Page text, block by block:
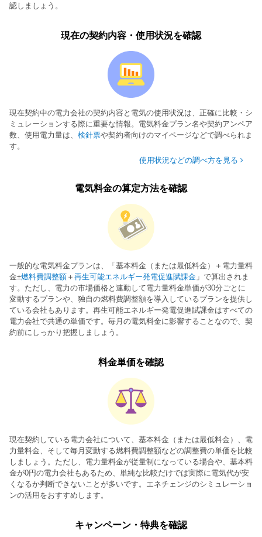
認しましょう。
現在の契約内容・使用状況を確認
現在契約中の電力会社の契約内容と電気の使用状況は、正確に比較・シ
ミュレーションする際に重要な情報。電気料金プラン名や契約アンペア
数、使用電力量は、 検針票や契約者向けのマイページなどで調べられま
す。
使用状況などの調べ方を見る
電気料金の算定方法を確認
一般的な電気料金プランは、「基本料金（または最低料金）＋電力量料
金±燃料費調整額 ＋ 再生可能エネルギー発電促進賦課金 」で算出されま
す。ただし、電力の市場価格と連動して電力量料金単価が30分ごとに
変動するプランや、独自の燃料費調整額を導入しているプランを提供し
ている会社もあります。再生可能エネルギー発電促進賦課金はすべての
電力会社で共通の単価です。毎月の電気料金に影響することなので、契
約前にしっかり把握しましょう。
料金単価を確認
現在契約している電力会社について、基本料金（または最低料金）、電
力量料金、そして毎月変動する燃料費調整額などの調整費の単価を比較
しましょう。ただし、電力量料金が従量制になっている場合や、基本料
金が0円の電力会社もあるため、単純な比較だけでは実際に電気代が安
くなるか判断できないことが多いです。エネチェンジのシミュレーショ
ンの活用をおすすめします。
キャンペーン・特典を確認